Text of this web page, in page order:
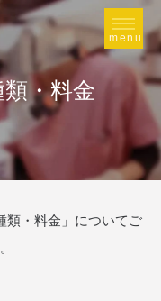
・料金
類・料金」についてご